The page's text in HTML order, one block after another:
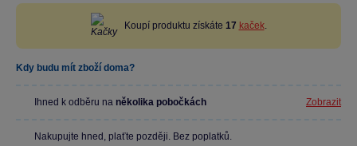
Koupí produktu získáte 17 kaček.
Kdy budu mít zboží doma?
Ihned k odběru na několika pobočkách Zobrazit
Nakupujte hned, plaťte později. Bez poplatků.